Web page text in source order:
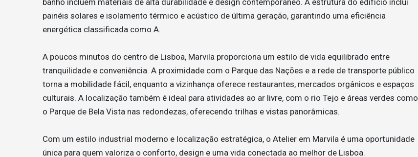
banho incluem materiais de alta durabilidade e design contemporâneo. A estrutura do edifício inclui
painéis solares e isolamento térmico e acústico de última geração, garantindo uma eficiência
energética classificada como A​.
A poucos minutos do centro de Lisboa, Marvila proporciona um estilo de vida equilibrado entre
tranquilidade e conveniência. A proximidade com o Parque das Nações e a rede de transporte público
torna a mobilidade fácil, enquanto a vizinhança oferece restaurantes, mercados orgânicos e espaços
culturais. A localização também é ideal para atividades ao ar livre, com o rio Tejo e áreas verdes como
o Parque de Bela Vista nas redondezas, oferecendo trilhas e vistas panorâmicas​.
Com um estilo industrial moderno e localização estratégica, o Atelier em Marvila é uma oportunidade
única para quem valoriza o conforto, design e uma vida conectada ao melhor de Lisboa.